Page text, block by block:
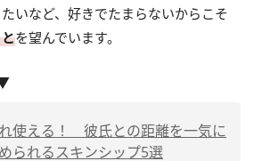
いなど、好きでたまらないからこそ
を望んでいます。
使える！ 彼氏との距離を一気に
られるスキンシップ5選